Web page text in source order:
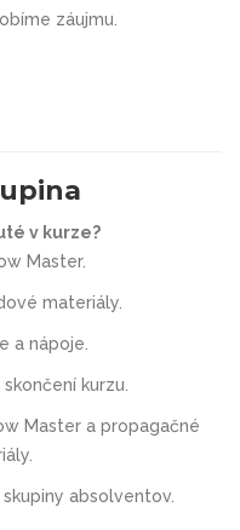
záujmu.
v kurze?
Master.
materiály.
a nápoje.
kurzu.
Master a propagačné
absolventov.